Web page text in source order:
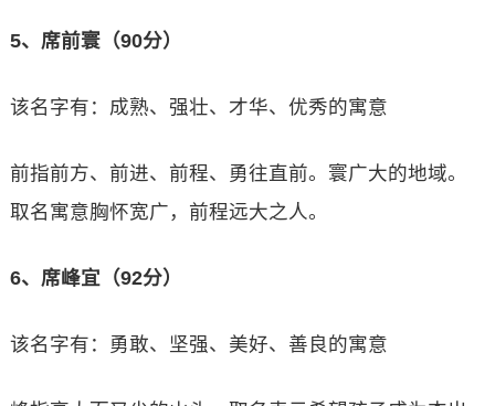
5、席前寰（90分）
该名字有：成熟、强壮、才华、优秀的寓意
前指前方、前进、前程、勇往直前。寰广大的地域。
取名寓意胸怀宽广，前程远大之人。
6、席峰宜（92分）
该名字有：勇敢、坚强、美好、善良的寓意